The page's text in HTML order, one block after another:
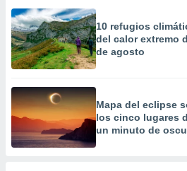
10 refugios
del calor extremo
de agosto
Mapa del eclipse
los cinco lugares
un minuto de